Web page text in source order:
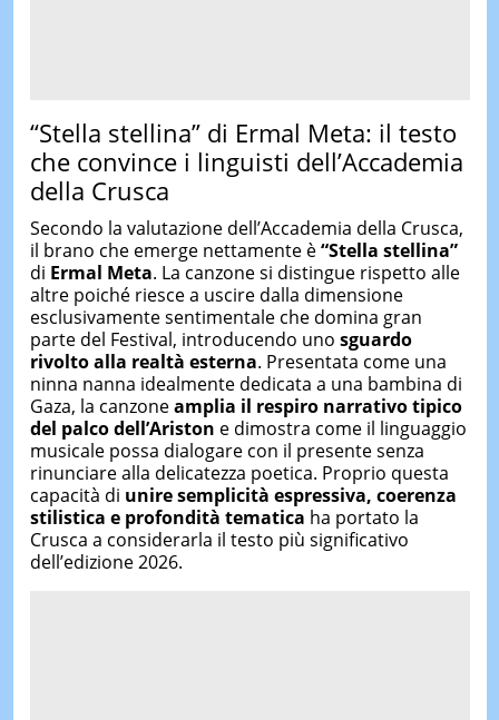
“Stella stellina” di Ermal Meta: il testo
che convince i linguisti dell’Accademia
della Crusca
Secondo la valutazione dell’Accademia della Crusca,
il brano che emerge nettamente è“Stella stellina”
di Ermal Meta. La canzone si distingue rispetto alle
altre poiché riesce a uscire dalla dimensione
esclusivamente sentimentale che domina gran
parte del Festival, introducendo uno sguardo
rivolto alla realtà esterna. Presentata come una
ninna nanna idealmente dedicata a una bambina di
Gaza, la canzoneamplia il respiro narrativo tipico
del palco dell’Ariston e dimostra come il linguaggio
musicale possa dialogare con il presente senza
rinunciare alla delicatezza poetica. Proprio questa
capacità di unire semplicità espressiva, coerenza
stilistica e profondità tematica ha portato la
Crusca a considerarla il testo più significativo
dell’edizione 2026.